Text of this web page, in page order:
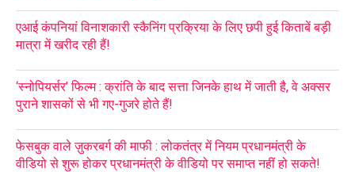
एआई कंपनियां विनाशकारी स्कैनिंग प्रक्रिया के लिए छपी हुई किताबें बड़ी
मात्रा में खरीद रही हैं!
‘स्नोपियर्सर’ फिल्म : क्रांति के बाद सत्ता जिनके हाथ में जाती है, वे अक्सर
पुराने शासकों से भी गए-गुजरे होते हैं!
फेसबुक वाले ज़ुकरबर्ग की माफी : लोकतंत्र में नियम प्रधानमंत्री के
वीडियो से शुरू होकर प्रधानमंत्री के वीडियो पर समाप्त नहीं हो सकते!